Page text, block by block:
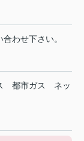
わせ下さい。
都市ガス
ネッ